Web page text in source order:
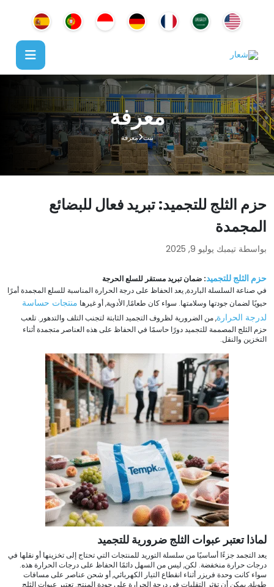
معرفة
بيت معرفة
حزم الثلج للتجميد: تبريد فعال للبضائع
المجمدة
بواسطة تيمبك يوليو 9, 2025
حزم الثلج للتجميد: ضمان تبريد مستقر للسلع الحرجة
في صناعة السلسلة الباردة, يعد الحفاظ على درجة الحرارة المناسبة للسلع المجمدة أمرًا
حيويًا لضمان جودتها وسلامتها. سواء كان طعامًا, الأدوية, أو غيرها منتجات حساسة
لدرجة الحرارة, من الضرورية لظروف التجميد الثابتة لتجنب التلف والتدهور. تلعب
حزم الثلج المصممة للتجميد دورًا حاسمًا في الحفاظ على هذه العناصر متجمدة أثناء
التخزين والنقل.
لماذا تعتبر عبوات الثلج ضرورية للتجميد
يعد التجمد جزءًا أساسيًا من سلسلة التوريد للمنتجات التي تحتاج إلى تخزينها أو نقلها في
درجات حرارة منخفضة. لكن, ليس من السهل دائمًا الحفاظ على درجات الحرارة هذه.
سواء كانت وحدة فريزر أثناء انقطاع التيار الكهربائي, أو شحن عناصر على مسافات
طويلة, يمكن أن تؤثر التقلبات في درجة الحرارة على جودة المنتج. تعتبر عبوات الثلج